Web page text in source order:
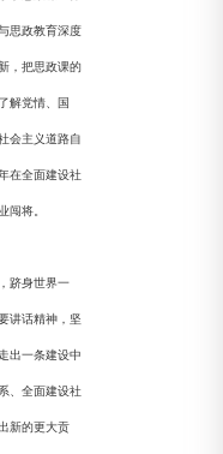
思政教育深度
，把思政课的
解党情、国
会主义道路自
在全面建设社
闯将。
跻身世界一
讲话精神，坚
出一条建设中
、全面建设社
新的更大贡